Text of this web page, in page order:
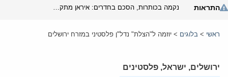
התראות
ראשי > בלוגים > יוזמה ל"הצלת" נדל"ן פלסטיני במזרח ירושלים
ירושלים, ישראל, פלסטינים